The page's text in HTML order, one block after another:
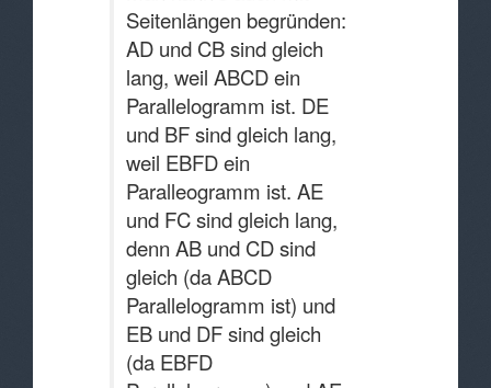
Seitenlängen begründen:
AD und CB sind gleich
lang, weil ABCD ein
Parallelogramm ist. DE
und BF sind gleich lang,
weil EBFD ein
Paralleogramm ist. AE
und FC sind gleich lang,
denn AB und CD sind
gleich (da ABCD
Parallelogramm ist) und
EB und DF sind gleich
(da EBFD